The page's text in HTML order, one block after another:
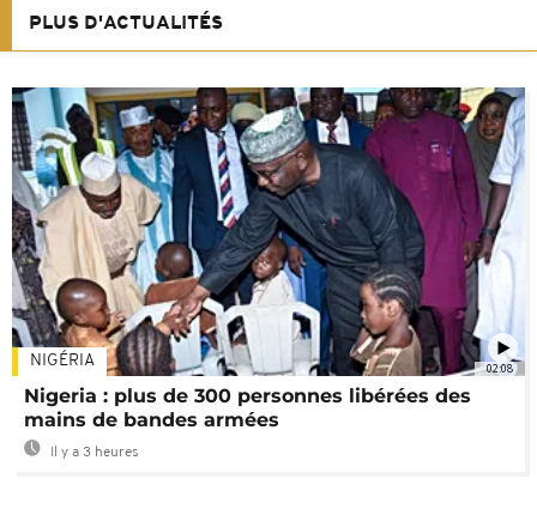
PLUS D'ACTUALITÉS
02:08
NIGÉRIA
Nigeria : plus de 300 personnes libérées des
mains de bandes armées
Il y a 3 heures